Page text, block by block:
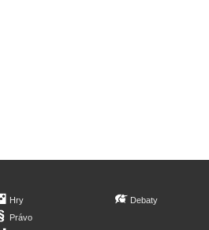
Hry
Právo
Debaty